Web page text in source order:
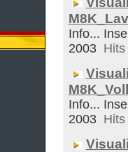
Info...
2003
Info...
2003